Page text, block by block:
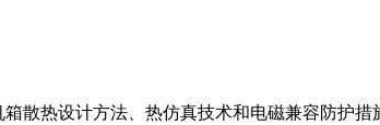
散热设计方法、热仿真技术和电磁兼容防护措